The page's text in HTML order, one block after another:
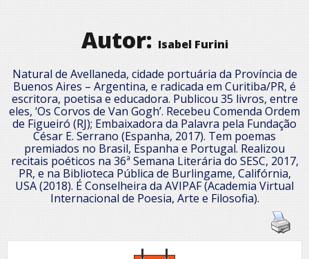
Autor: Isabel Furini
Natural de Avellaneda, cidade portuária da Província de
Buenos Aires – Argentina, e radicada em Curitiba/PR, é
escritora, poetisa e educadora. Publicou 35 livros, entre
eles, ‘Os Corvos de Van Gogh’. Recebeu Comenda Ordem
de Figueiró (RJ); Embaixadora da Palavra pela Fundação
César E. Serrano (Espanha, 2017). Tem poemas
premiados no Brasil, Espanha e Portugal. Realizou
recitais poéticos na 36ª Semana Literária do SESC, 2017,
PR, e na Biblioteca Pública de Burlingame, Califórnia,
USA (2018). É Conselheira da AVIPAF (Academia Virtual
Internacional de Poesia, Arte e Filosofia).